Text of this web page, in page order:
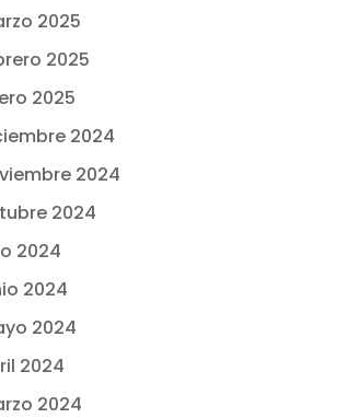
2025
2025
2025
2024
2024
2024
2024
2024
2024
2024
2024